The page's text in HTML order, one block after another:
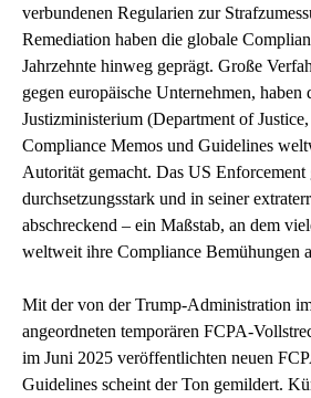
verbundenen Regularien zur
Remediation haben die globale
Jahrzehnte hinweg geprägt. Große
gegen europäische Unternehmen, haben
Justizministerium (Department of
Compliance Memos und Guidelines
Autorität gemacht. Das US Enforcement
durchsetzungsstark und in seiner
abschreckend – ein Maßstab, an dem
weltweit ihre Compliance Bemühungen
Mit der von der Trump-Administration
angeordneten temporären FCPA-
im Juni 2025 veröffentlichten neuen
Guidelines scheint der Ton gemildert.